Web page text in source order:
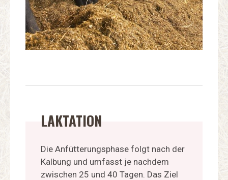
LAKTATION
Die Anfütterungsphase folgt nach der
Kalbung und umfasst je nachdem
zwischen 25 und 40 Tagen. Das Ziel